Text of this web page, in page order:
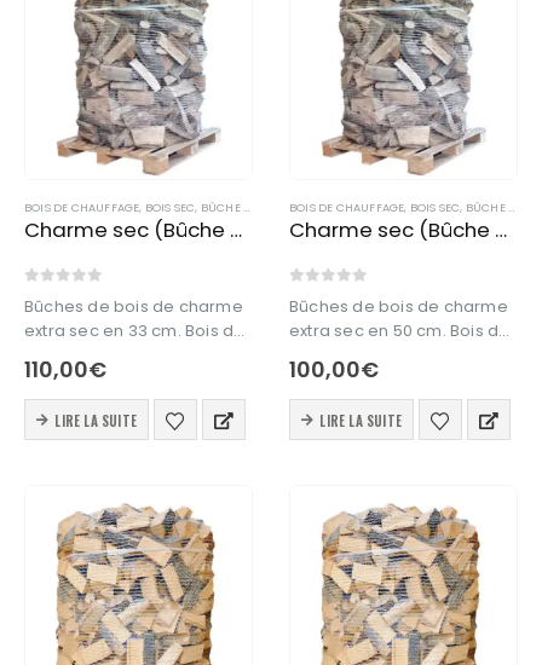
BOIS DE CHAUFFAGE, BOIS SEC, BÛCHE DE BOIS EN 33 CM
Charme sec (Bûche en 33 cm)
Bûches de bois de charme
extra sec en 33 cm. Bois de
chauffage en 33 cm issu à
100% de forêt française.
Ce produit est livré en vrac.
110,00€
LIRE LA SUITE
BOIS DE CHAUFFAGE, BOIS SEC, BÛCHE DE BOIS EN 50 CM
Charme sec (Bûche en 50 cm)
Bûches de bois de charme
extra sec en 50 cm. Bois de
chauffage en 50 cm issu à
100% de forêt française.
Ce produit est livré en vrac.
100,00€
LIRE LA SUITE